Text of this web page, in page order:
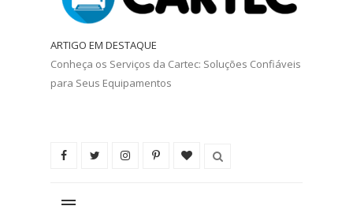
ARTIGO EM DESTAQUE
Conheça os Serviços da Cartec: Soluções Confiáveis
para Seus Equipamentos